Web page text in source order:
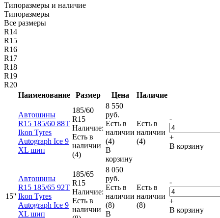
Типоразмеры и наличие
Типоразмеры
Все размеры
R14
R15
R16
R17
R18
R19
R20
Наименование
Размер Цена Наличие
15''
Автошины
R15 185/60 88T
Ikon Tyres
Autograph Ice 9
XL шип
185/60
R15
Наличие:
Есть в
наличии
(4)
8 550
руб.
Есть в
наличии
(4)
В
корзину
Есть в
наличии
(4)
-
+
В корзину
Автошины
R15 185/65 92T
Ikon Tyres
Autograph Ice 9
XL шип
185/65
R15
Наличие:
Есть в
наличии
8 050
руб.
Есть в
наличии
(8)
В
Есть в
наличии
(8)
-
+
В корзину